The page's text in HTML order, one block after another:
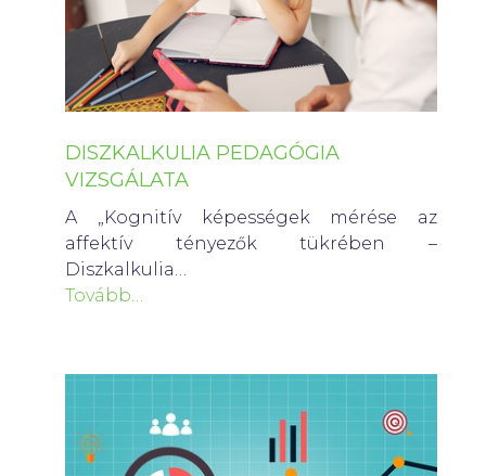
DISZKALKULIA PEDAGÓGIA
VIZSGÁLATA
A „Kognitív képességek mérése az
affektív tényezők tükrében –
Diszkalkulia…
Tovább…